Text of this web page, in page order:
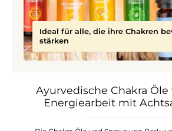
Ideal für alle, die ihre Chakren
stärken
Ayurvedische Chakra Öle
Energiearbeit mit